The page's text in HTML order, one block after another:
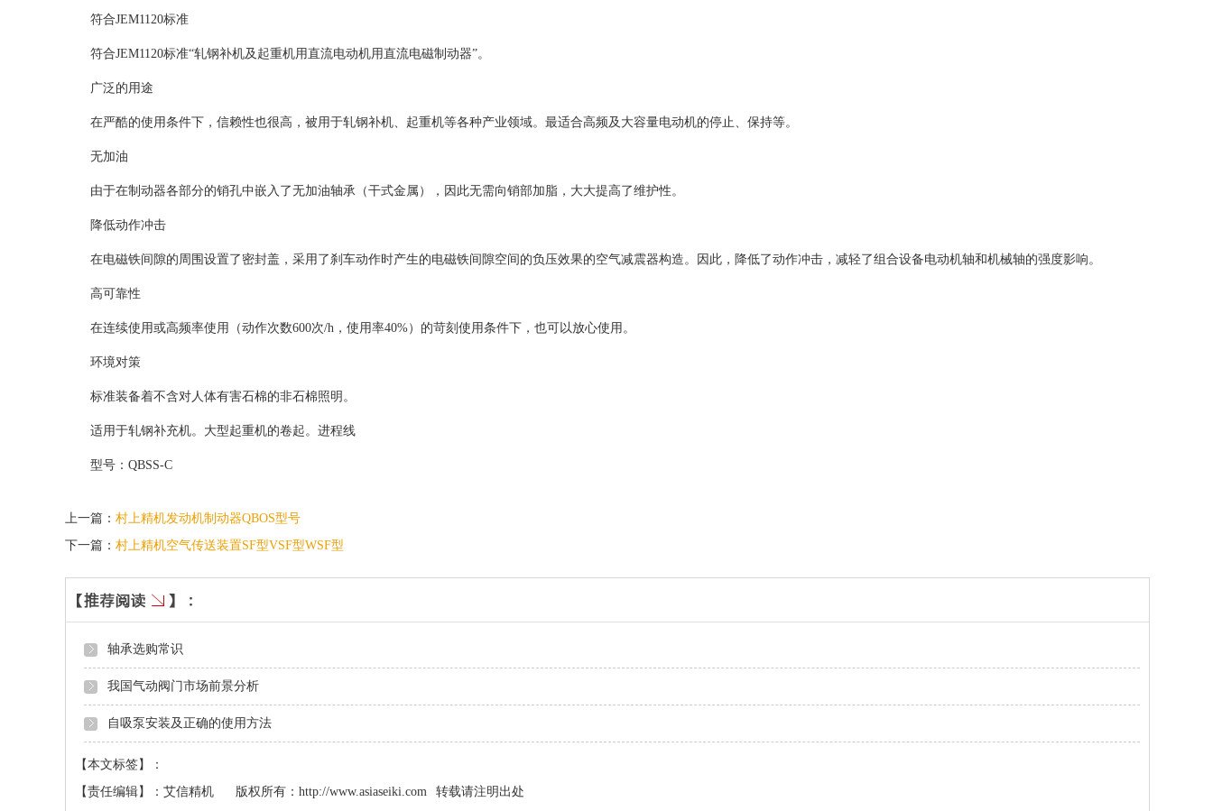
符合JEM1120标准
符合JEM1120标准“轧钢补机及起重机用直流电动机用直流电磁制动器”。
广泛的用途
在严酷的使用条件下，信赖性也很高，被用于轧钢补机、起重机等各种产业领域。最适合高频及大容量电动机的停止、保持等。
无加油
由于在制动器各部分的销孔中嵌入了无加油轴承（干式金属），因此无需向销部加脂，大大提高了维护性。
降低动作冲击
在电磁铁间隙的周围设置了密封盖，采用了刹车动作时产生的电磁铁间隙空间的负压效果的空气减震器构造。因此，降低了动作冲击，减轻了组合设备电动机轴和机械轴的强度影响。
高可靠性
在连续使用或高频率使用（动作次数600次/h，使用率40%）的苛刻使用条件下，也可以放心使用。
环境对策
标准装备着不含对人体有害石棉的非石棉照明。
适用于轧钢补充机。大型起重机的卷起。进程线
型号：QBSS-C
上一篇： 村上精机发动机制动器QBOS型号
下一篇： 村上精机空气传送装置SF型VSF型WSF型
轴承选购常识
我国气动阀门市场前景分析
自吸泵安装及正确的使用方法
【本文标签】：
【责任编辑】： 艾信精机 版权所有： http://www.asiaseiki.com 转载请注明出处